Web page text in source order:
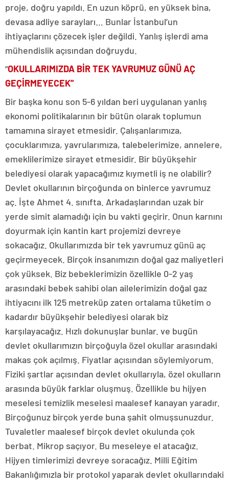
proje, doğru yapıldı. En uzun köprü, en yüksek bina,
devasa adliye sarayları… Bunlar İstanbul’un
ihtiyaçlarını çözecek işler değildi. Yanlış işlerdi ama
mühendislik açısından doğruydu.
“OKULLARIMIZDA BİR TEK YAVRUMUZ GÜNÜ AÇ
GEÇİRMEYECEK”
Bir başka konu son 5-6 yıldan beri uygulanan yanlış
ekonomi politikalarının bir bütün olarak toplumun
tamamına sirayet etmesidir. Çalışanlarımıza,
çocuklarımıza, yavrularımıza, talebelerimize, annelere,
emeklilerimize sirayet etmesidir. Bir büyükşehir
belediyesi olarak yapacağımız kıymetli iş ne olabilir?
Devlet okullarının birçoğunda on binlerce yavrumuz
aç. İşte Ahmet 4. sınıfta. Arkadaşlarından uzak bir
yerde simit alamadığı için bu vakti geçirir. Onun karnını
doyurmak için kantin kart projemizi devreye
sokacağız. Okullarımızda bir tek yavrumuz günü aç
geçirmeyecek. Birçok insanımızın doğal gaz maliyetleri
çok yüksek. Biz bebeklerimizin özellikle 0-2 yaş
arasındaki bebek sahibi olan ailelerimizin doğal gaz
ihtiyacını ilk 125 metreküp zaten ortalama tüketim o
kadardır büyükşehir belediyesi olarak biz
karşılayacağız. Hızlı dokunuşlar bunlar. ve bugün
devlet okullarımızın birçoğuyla özel okullar arasındaki
makas çok açılmış. Fiyatlar açısından söylemiyorum.
Fiziki şartlar açısından devlet okullarıyla, özel okulların
arasında büyük farklar oluşmuş. Özellikle bu hijyen
meselesi temizlik meselesi maalesef kanayan yaradır.
Birçoğunuz birçok yerde buna şahit olmuşsunuzdur.
Tuvaletler maalesef birçok devlet okulunda çok
berbat. Mikrop saçıyor. Bu meseleye el atacağız.
Hijyen timlerimizi devreye soracağız. Milli Eğitim
Bakanlığımızla bir protokol yaparak devlet okullarındaki